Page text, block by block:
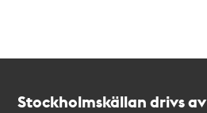
Stockholmskällan drivs av